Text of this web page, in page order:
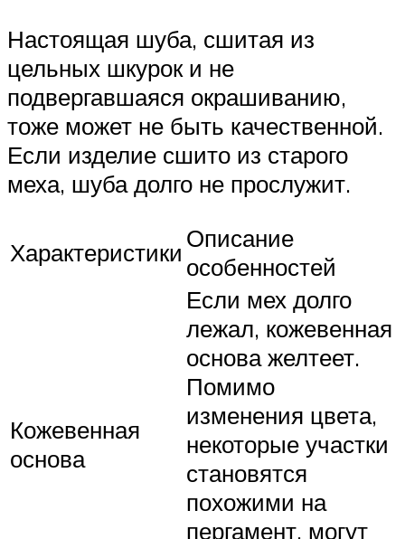
Настоящая шуба, сшитая из
цельных шкурок и не
подвергавшаяся окрашиванию,
тоже может не быть качественной.
Если изделие сшито из старого
меха, шуба долго не прослужит.
Характеристики Описание
особенностей
Кожевенная
основа
Если мех долго
лежал, кожевенная
основа желтеет.
Помимо
изменения цвета,
некоторые участки
становятся
похожими на
пергамент, могут